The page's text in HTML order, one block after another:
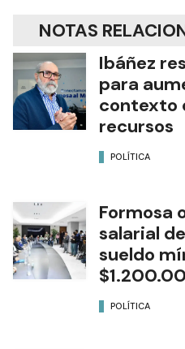
NOTAS
Ibáñez
para
contexto
recursos
POLÍTICA
Formosa
salarial
sueldo
POLÍTICA